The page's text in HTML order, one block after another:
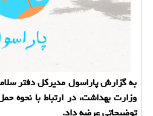
به گزارش پاراسول مدیركل دفتر
وزارت بهداشت، در ارتباط با نحوه
توضیحاتی عرضه داد.